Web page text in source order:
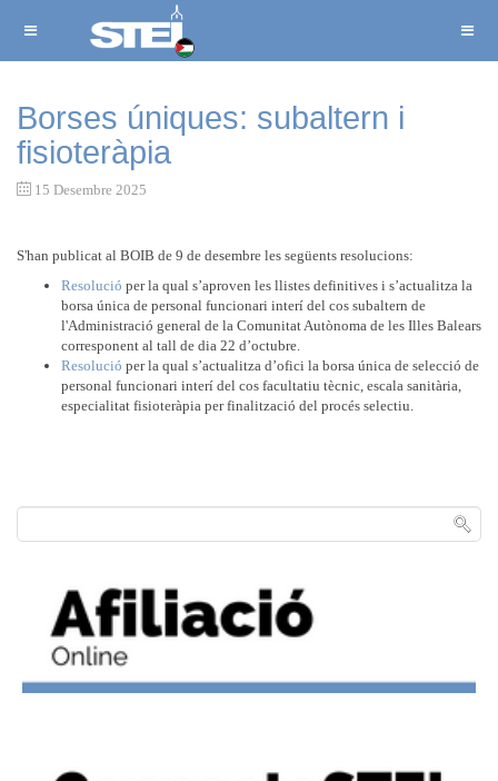
Borses úniques: subaltern i
fisioteràpia
15 Desembre 2025
S'han publicat al BOIB de 9 de desembre les següents resolucions:
Resolució per la qual s’aproven les llistes definitives i s’actualitza la
borsa única de personal funcionari interí del cos subaltern de
l'Administració general de la Comunitat Autònoma de les Illes Balears
corresponent al tall de dia 22 d’octubre.
Resolució per la qual s’actualitza d’ofici la borsa única de selecció de
personal funcionari interí del cos facultatiu tècnic, escala sanitària,
especialitat fisioteràpia per finalització del procés selectiu.